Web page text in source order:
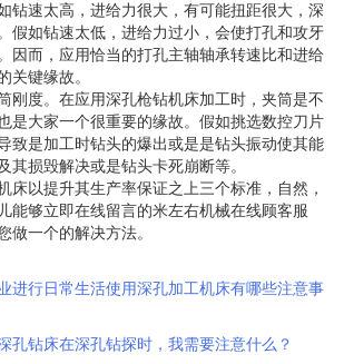
钻速太高，进给力很大，有可能扭距很大，深
假如钻速太低，进给力过小，会使打孔和攻牙
因而，应用恰当的打孔主轴轴承转速比和进给
关键缘故。
刚度。在应用深孔枪钻机床加工时，夹筒是不
是大家一个很重要的缘故。假如挑选数控刀片
致是加工时钻头的爆出或是是钻头振动使其能
其损毁解决或是钻头卡死崩断等。
床以提升其生产率保证之上三个标准，自然，
能够立即在线留言的米左右机械在线顾客服
做一个的解决方法。
进行日常生活使用深孔加工机床有哪些注意事
孔钻床在深孔钻探时，我需要注意什么？